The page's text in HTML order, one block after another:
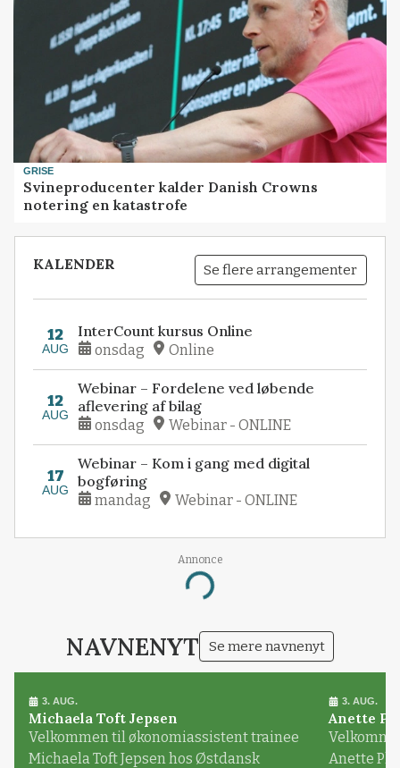
GRISE
Svineproducenter kalder Danish Crowns
notering en katastrofe
KALENDER Se flere arrangementer
12
AUG
InterCount kursus Online
onsdag Online
12
AUG
Webinar – Fordelene ved løbende
aflevering af bilag
onsdag Webinar - ONLINE
17
AUG
Webinar – Kom i gang med digital
bogføring
mandag Webinar - ONLINE
Annonce
Loading...
NAVNENYT Se mere navnenyt
3. AUG.
Michaela Toft Jepsen
Velkommen til økonomiassistent trainee
Michaela Toft Jepsen hos Østdansk
3. AUG.
Anette
Anette